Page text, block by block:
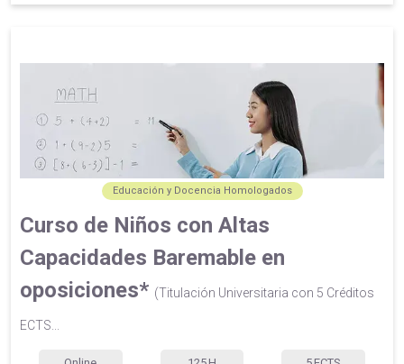
Educación y Docencia Homologados
Curso de Niños con Altas
Capacidades Baremable en
oposiciones* (Titulación Universitaria con 5 Créditos
ECTS...